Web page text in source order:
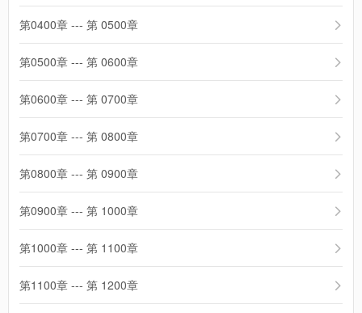
第0400章 --- 第 0500章
第0500章 --- 第 0600章
第0600章 --- 第 0700章
第0700章 --- 第 0800章
第0800章 --- 第 0900章
第0900章 --- 第 1000章
第1000章 --- 第 1100章
第1100章 --- 第 1200章